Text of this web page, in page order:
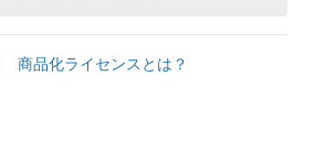
商品化ライセンスとは？